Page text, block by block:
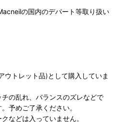
の国内のデパート等取り扱い
トレット品)として購入していま
の乱れ、バランスのズレなどで
予めご了承ください。
などは入っていません。